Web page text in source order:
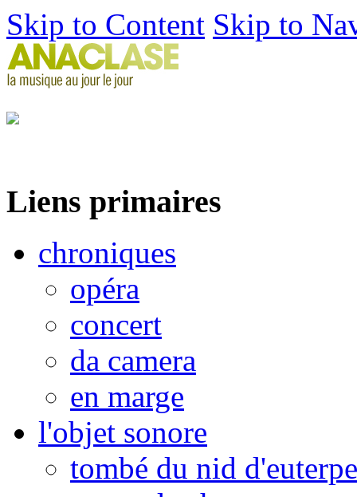
Skip to Content Skip to
Liens primaires
chroniques
opéra
concert
da camera
en marge
l'objet sonore
tombé du nid d'euterpe